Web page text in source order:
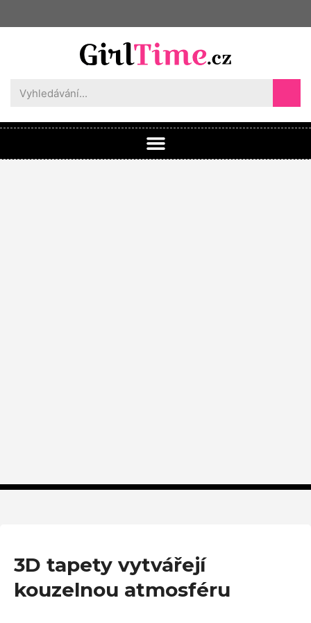
3D tapety vytvářejí
kouzelnou atmosféru